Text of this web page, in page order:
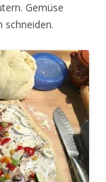
Gemüse
schneiden.